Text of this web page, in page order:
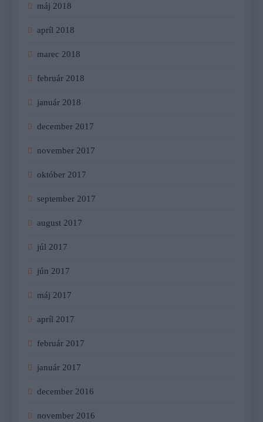
máj 2018
apríl 2018
marec 2018
február 2018
január 2018
december 2017
november 2017
október 2017
september 2017
august 2017
júl 2017
jún 2017
máj 2017
apríl 2017
február 2017
január 2017
december 2016
november 2016